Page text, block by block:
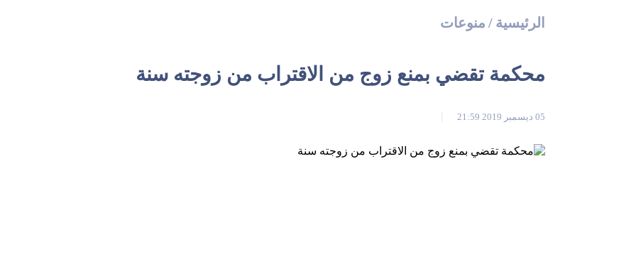
الرئيسية / منوعات
محكمة تقضي بمنع زوج من الاقتراب من زوجته سنة
05 ديسمبر 2019 21:59